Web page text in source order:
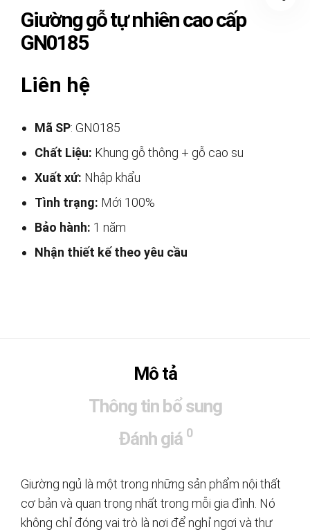
Giường gỗ tự nhiên cao cấp
GN0185
Liên hệ
Mã SP: GN0185
Chất Liệu: Khung gỗ thông + gỗ cao su
Xuất xứ: Nhập khẩu
Tình trạng: Mới 100%
Bảo hành: 1 năm
Nhận thiết kế theo yêu cầu
Mô tả
Thông tin bổ sung
Đánh giá 0
Giường ngủ là một trong những sản phẩm nội thất
cơ bản và quan trọng nhất trong mỗi gia đình. Nó
không chỉ đóng vai trò là nơi để nghỉ ngơi và thư